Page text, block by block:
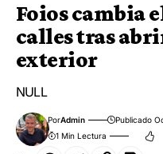
Foios cambia
calles tras
exterior
NULL
PorAdmin Publicado
1 Min Lectura